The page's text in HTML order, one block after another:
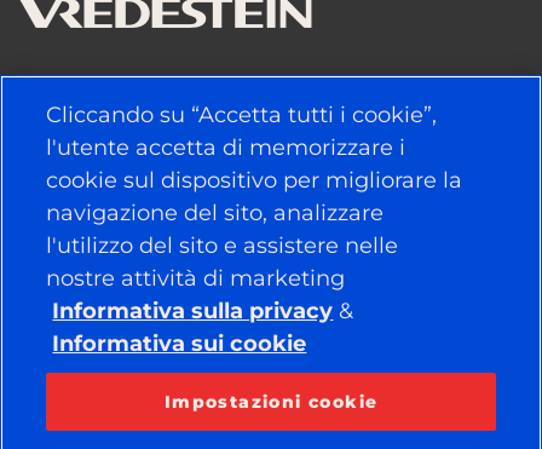
PNEUMATICI
POLITICA
AZIENDA
RESTA COLLEGATO
YouTube
Cliccando su “Accetta tutti i cookie”,
l'utente accetta di memorizzare i
cookie sul dispositivo per migliorare la
navigazione del sito, analizzare
l'utilizzo del sito e assistere nelle
nostre attività di marketing
Informativa sulla privacy &
Informativa sui cookie
Impostazioni cookie